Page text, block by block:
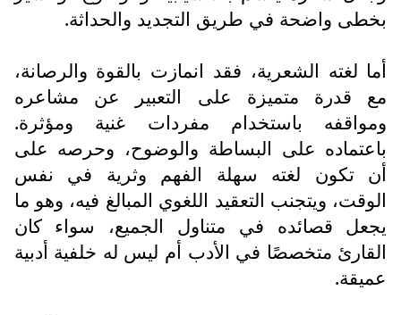
بخطى واضحة في طريق التجديد والحداثة.
أما لغته الشعرية، فقد انمازت بالقوة والرصانة،
مع قدرة متميزة على التعبير عن مشاعره
ومواقفه باستخدام مفردات غنية ومؤثرة.
باعتماده على البساطة والوضوح، وحرصه على
أن تكون لغته سهلة الفهم وثرية في نفس
الوقت، ويتجنب التعقيد اللغوي المبالغ فيه، وهو ما
يجعل قصائده في متناول الجميع، سواء كان
القارئ متخصصًا في الأدب أم ليس له خلفية أدبية
عميقة.